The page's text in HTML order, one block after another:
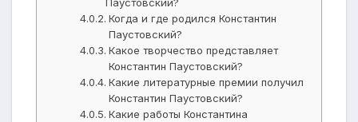
Когда и где родился Константин
Паустовский?
Какое творчество представляет
Константин Паустовский?
Какие литературные премии получил
Константин Паустовский?
Какие работы Константина